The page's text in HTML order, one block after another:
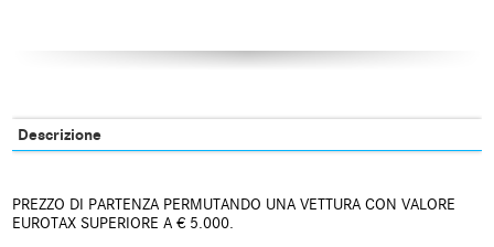
Blind spot monitor Bluetooth
Carica per smartphone a
induzione
Cerchi in lega
Descrizione
PREZZO DI PARTENZA PERMUTANDO UNA VETTURA CON VALORE
EUROTAX SUPERIORE A € 5.000.